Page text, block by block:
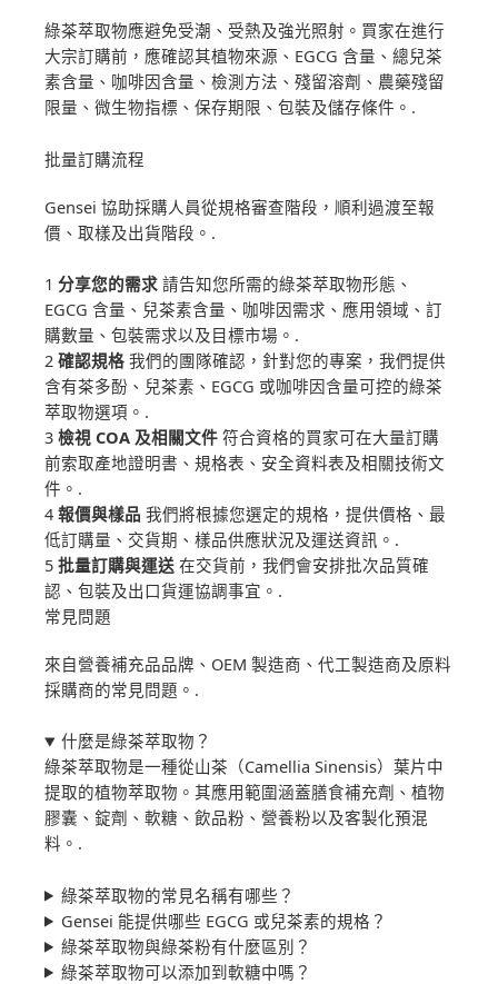
綠茶萃取物應避免受潮、受熱及強光照射。買家在進行
大宗訂購前，應確認其植物來源、EGCG 含量、總兒茶
素含量、咖啡因含量、檢測方法、殘留溶劑、農藥殘留
限量、微生物指標、保存期限、包裝及儲存條件。.
批量訂購流程
Gensei 協助採購人員從規格審查階段，順利過渡至報
價、取樣及出貨階段。.
1 分享您的需求 請告知您所需的綠茶萃取物形態、
EGCG 含量、兒茶素含量、咖啡因需求、應用領域、訂
購數量、包裝需求以及目標市場。.
2 確認規格 我們的團隊確認，針對您的專案，我們提供
含有茶多酚、兒茶素、EGCG 或咖啡因含量可控的綠茶
萃取物選項。.
3 檢視 COA 及相關文件 符合資格的買家可在大量訂購
前索取產地證明書、規格表、安全資料表及相關技術文
件。.
4 報價與樣品 我們將根據您選定的規格，提供價格、最
低訂購量、交貨期、樣品供應狀況及運送資訊。.
5 批量訂購與運送 在交貨前，我們會安排批次品質確
認、包裝及出口貨運協調事宜。.
常見問題
來自營養補充品品牌、OEM 製造商、代工製造商及原料
採購商的常見問題。.
什麼是綠茶萃取物？
綠茶萃取物是一種從山茶（Camellia Sinensis）葉片中
提取的植物萃取物。其應用範圍涵蓋膳食補充劑、植物
膠囊、錠劑、軟糖、飲品粉、營養粉以及客製化預混
料。.
綠茶萃取物的常見名稱有哪些？
Gensei 能提供哪些 EGCG 或兒茶素的規格？
綠茶萃取物與綠茶粉有什麼區別？
綠茶萃取物可以添加到軟糖中嗎？